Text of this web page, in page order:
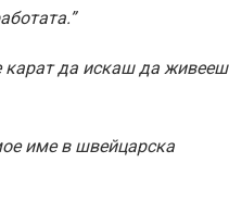
карат да искаш да живееш
име в швейцарска